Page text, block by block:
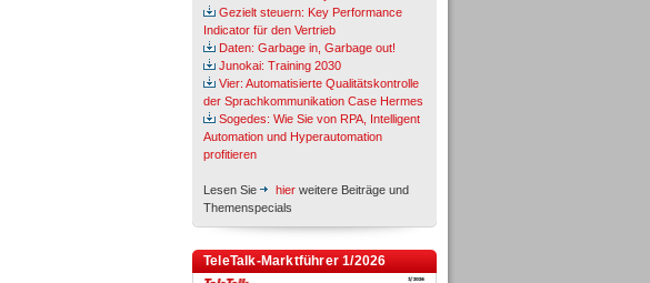
Gezielt steuern: Key Performance
Indicator für den Vertrieb
Daten: Garbage in, Garbage out!
Junokai: Training 2030
Vier: Automatisierte Qualitätskontrolle
der Sprachkommunikation Case Hermes
Sogedes: Wie Sie von RPA, Intelligent
Automation und Hyperautomation
profitieren
Lesen Sie hier weitere Beiträge und
Themenspecials
TeleTalk-Marktführer 1/2026